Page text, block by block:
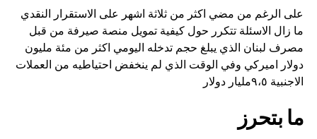
على الرغم من مضي اكثر من ثلاثة اشهر على الاستقرار النقدي
ما زال الاسئلة تتكرر حول كيفية تمويل منصة صيرفة من قبل
مصرف لبنان الذي يبلغ حجم تدخله اليومي اكثر من مئة مليون
دولار اميركي وفي الوقت الذي لم ينخفض احتياطيه من العملات
الاجنبية ٩،٥مليار دولار
ما بتحرز